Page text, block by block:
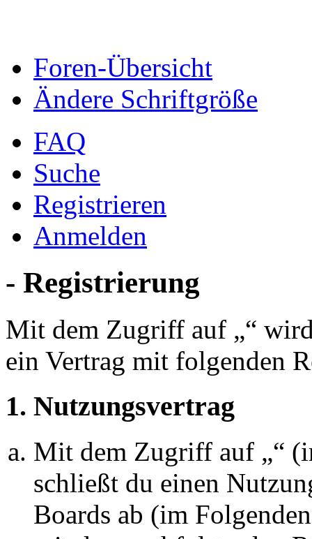
Foren-Übersicht
Ändere Schriftgröße
FAQ
Suche
Registrieren
Anmelden
- Registrierung
Mit dem Zugriff auf „“
ein Vertrag mit folgenden
1. Nutzungsvertrag
Mit dem Zugriff auf „“
schließt du einen
Boards ab (im